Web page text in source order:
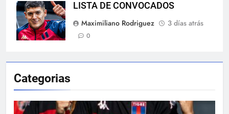
LISTA DE CONVOCADOS
Maximiliano Rodriguez
3 días atrás
0
Categorias